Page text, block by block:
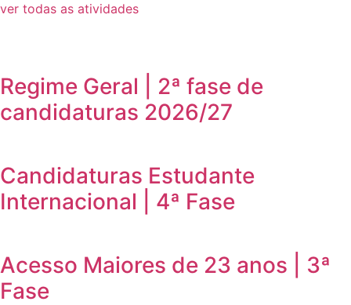
ver todas as atividades
Regime Geral | 2ª fase de
candidaturas 2026/27
Candidaturas Estudante
Internacional | 4ª Fase
Acesso Maiores de 23 anos | 3ª
Fase